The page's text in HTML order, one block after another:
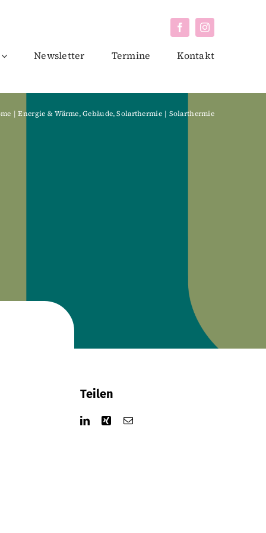
Newsletter Termine Kontakt
Energie & Wärme Gebäude Solarthermie Solarthermie
Teilen